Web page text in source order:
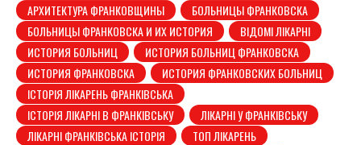
АРХИТЕКТУРА ФРАНКОВЩИНЫ
БОЛЬНИЦЫ ФРАНКОВСКА
БОЛЬНИЦЫ ФРАНКОВСКА И ИХ ИСТОРИЯ
ВІДОМІ ЛІКАРНІ
ИСТОРИЯ БОЛЬНИЦ
ИСТОРИЯ БОЛЬНИЦ ФРАНКОВСКА
ИСТОРИЯ ФРАНКОВСКА
ИСТОРИЯ ФРАНКОВСКИХ БОЛЬНИЦ
ІСТОРІЯ ЛІКАРЕНЬ ФРАНКІВСЬКА
ІСТОРІЯ ЛІКАРНІ В ФРАНКІВСЬКУ
ЛІКАРНІ У ФРАНКІВСЬКУ
ЛІКАРНІ ФРАНКІВСЬКА ІСТОРІЯ
ТОП ЛІКАРЕНЬ